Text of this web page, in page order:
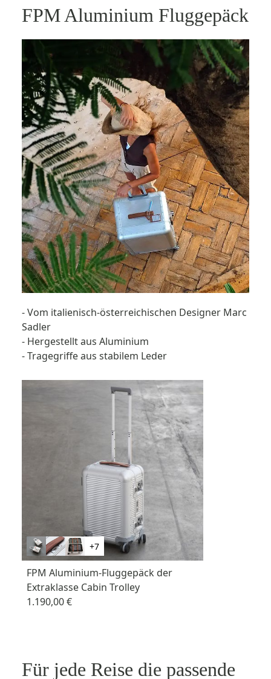
FPM Aluminium Fluggepäck
- Vom italienisch-österreichischen Designer Marc
Sadler
- Hergestellt aus Aluminium
- Tragegriffe aus stabilem Leder
+7
FPM Aluminium-Fluggepäck der
Extraklasse Cabin Trolley
1.190,00 €
Für jede Reise die passende